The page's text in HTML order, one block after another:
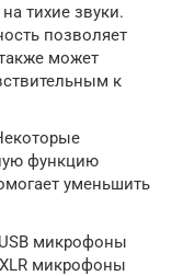
тихие звуки.
позволяет
может
к
функцию
уменьшить
микрофоны
микрофоны